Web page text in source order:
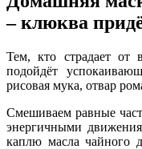
– клюква
Тем, кто страдает от
подойдёт
рисовая мука, отвар
Смешиваем равные
энергичными
каплю масла чайного